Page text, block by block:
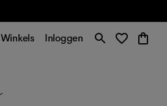
Winkels Inloggen